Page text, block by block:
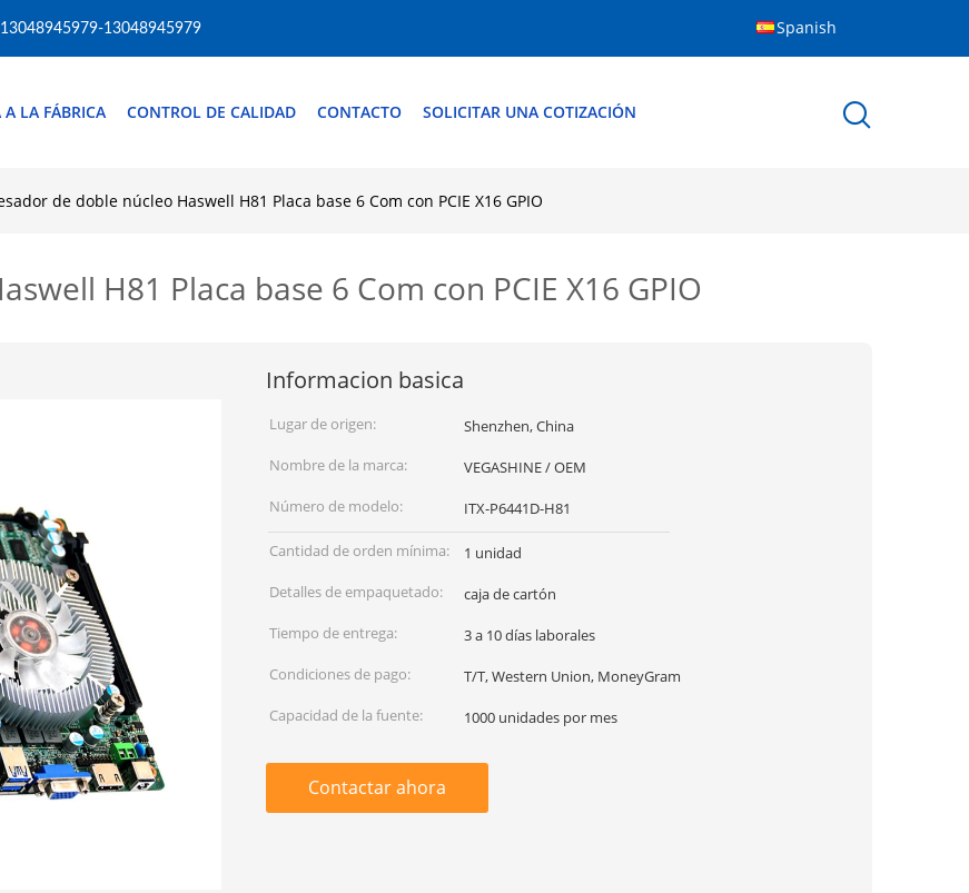
13048945979 Spanish
A LA FÁBRICA CONTROL DE CALIDAD CONTACTO SOLICITAR UNA COTIZACIÓN
de doble núcleo Haswell H81 Placa base 6 Com con PCIE X16 GPIO
H81 Placa base 6 Com con PCIE X16 GPIO
Informacion basica
Lugar de origen:
Shenzhen, China
Nombre de la marca:
VEGASHINE / OEM
Número de modelo:
ITX-P6441D-H81
Cantidad de orden mínima:
1 unidad
Detalles de empaquetado:
caja de cartón
Tiempo de entrega:
3 a 10 días laborales
Condiciones de pago:
T/T, Western Union, MoneyGram
Capacidad de la fuente:
1000 unidades por mes
Contactar ahora